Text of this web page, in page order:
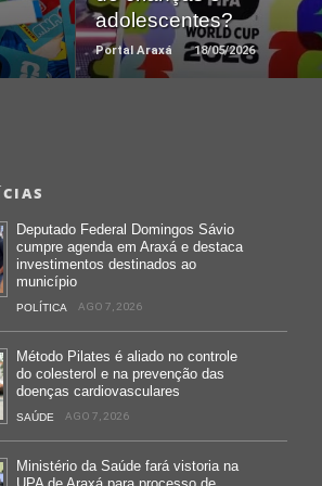
adolescentes?
Portal Araxá 18/05/2026
Deputado Federal Domingos Sávio
cumpre agenda em Araxá e destaca
investimentos destinados ao
município
POLÍTICA AGO 7, 2026
Método Pilates é aliado no controle
do colesterol e na prevenção das
doenças cardiovasculares
SAÚDE AGO 7, 2026
Ministério da Saúde fará vistoria na